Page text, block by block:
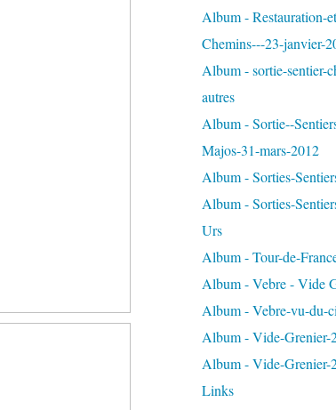
Album - Restauration-
Chemins---23-janvier-
Album - sortie-sentier-
autres
Album - Sortie--
Majos-31-mars-2012
Album - Sorties-
Album - Sorties-
Urs
Album - Tour-de-
Album - Vebre - Vide
Album - Vebre-vu-du-
Album - Vide-Grenier-
Album - Vide-Grenier-
Links